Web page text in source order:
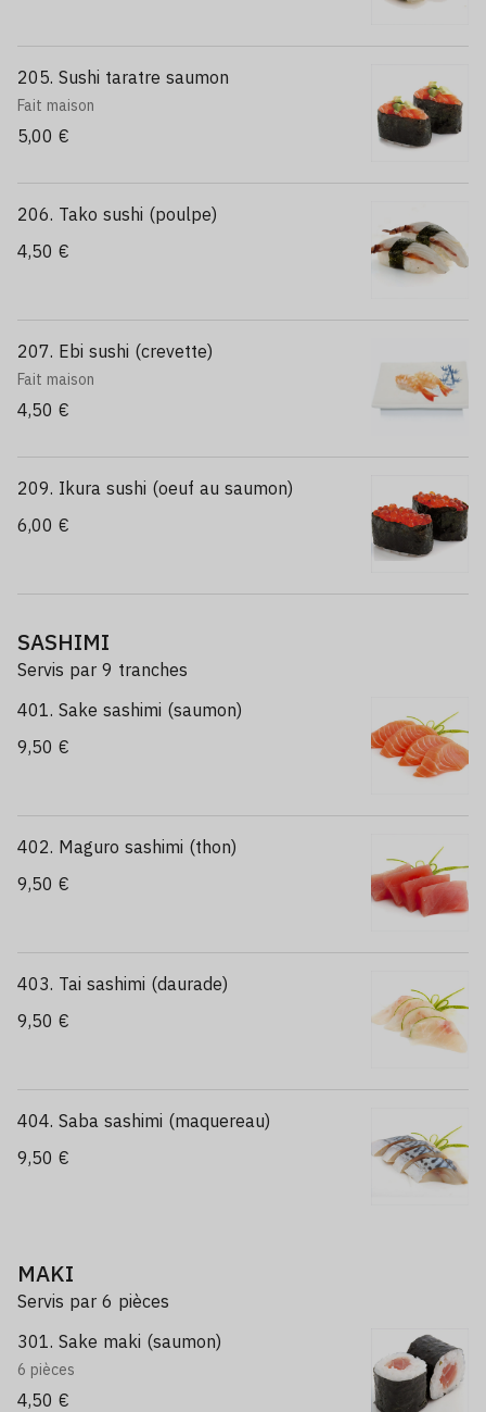
205. Sushi taratre saumon
Fait maison
5,00 €
206. Tako sushi (poulpe)
4,50 €
207. Ebi sushi (crevette)
Fait maison
4,50 €
209. Ikura sushi (oeuf au saumon)
6,00 €
SASHIMI
Servis par 9 tranches
401. Sake sashimi (saumon)
9,50 €
402. Maguro sashimi (thon)
9,50 €
403. Tai sashimi (daurade)
9,50 €
404. Saba sashimi (maquereau)
9,50 €
MAKI
Servis par 6 pièces
301. Sake maki (saumon)
6 pièces
4,50 €